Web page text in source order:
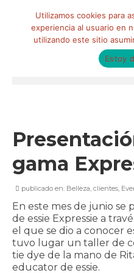
Marketing de
Equipo
CLIENTES
BLOG
gama
publicado en: Belleza, clientes,
En este mes de junio se
de essie Expressie a
el que se dio a conocer
tuvo lugar un taller de
tie dye de la mano de
educator de essie.
Utilizamos cookies para
experiencia al usuario en
utilizando este sitio
Estoy